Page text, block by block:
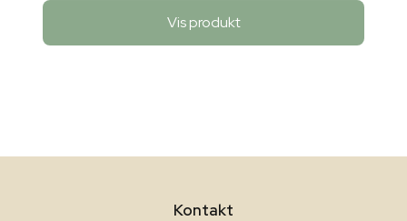
Vis produkt
Kontakt